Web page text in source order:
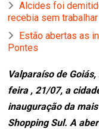
Alcides foi
recebia sem trabalhar
Estão abertas as
Pontes
Valparaíso de
feira , 21/07, a
inauguração da
Shopping Sul. A